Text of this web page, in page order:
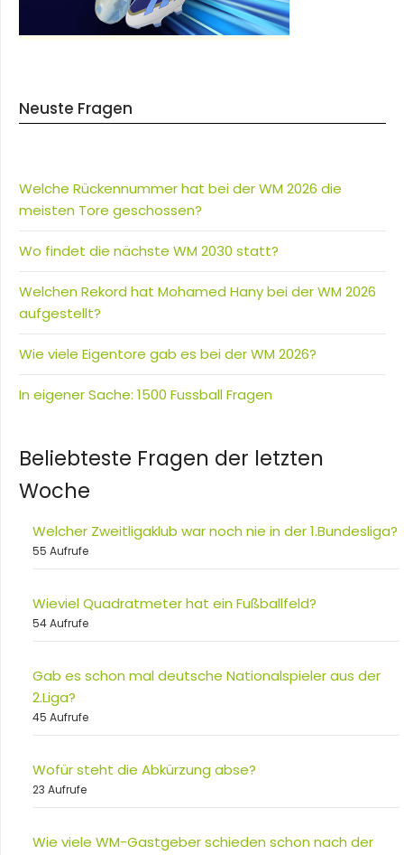
Neuste Fragen
Welche Rückennummer hat bei der WM 2026 die
meisten Tore geschossen?
Wo findet die nächste WM 2030 statt?
Welchen Rekord hat Mohamed Hany bei der WM 2026
aufgestellt?
Wie viele Eigentore gab es bei der WM 2026?
In eigener Sache: 1500 Fussball Fragen
Beliebteste Fragen der letzten
Woche
Welcher Zweitligaklub war noch nie in der 1.Bundesliga?
55 Aufrufe
Wieviel Quadratmeter hat ein Fußballfeld?
54 Aufrufe
Gab es schon mal deutsche Nationalspieler aus der
2.Liga?
45 Aufrufe
Wofür steht die Abkürzung abse?
23 Aufrufe
Wie viele WM-Gastgeber schieden schon nach der